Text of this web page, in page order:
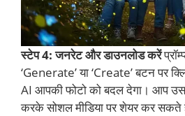
स्टेप 4: जनरेट और डाउनलोड करें
‘Generate’ या ‘Create’ बटन पर
AI आपकी फोटो को बदल देगा। आप
करके सोशल मीडिया पर शेयर कर सकते